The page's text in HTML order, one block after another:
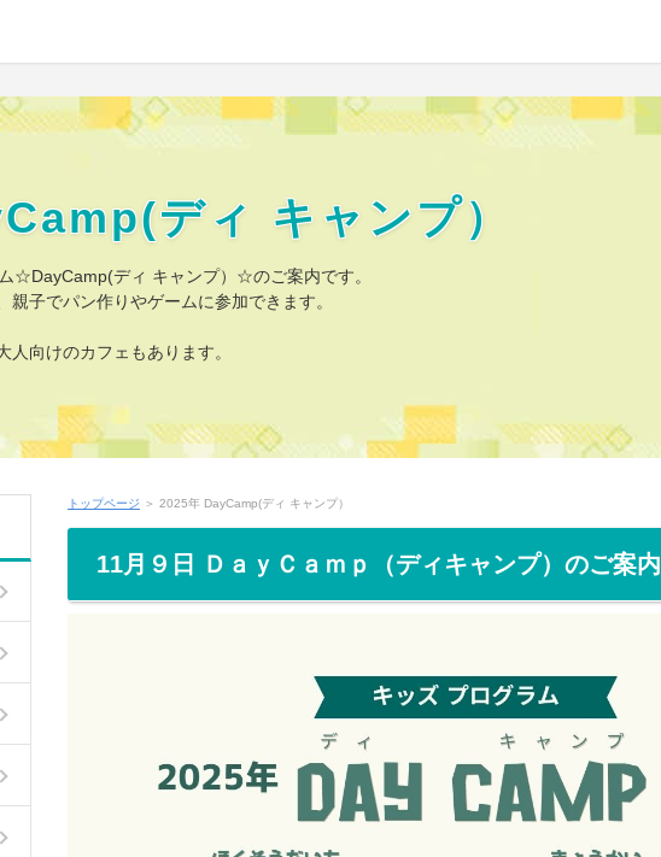
ディ キャンプ）
☆DayCamp(ディ キャンプ）☆のご案内です。
子でパン作りやゲームに参加できます。
向けのカフェもあります。
トップページ ＞ 2025年 DayCamp(ディ キャンプ）
11月９日 ＤａｙＣａｍｐ（ディキャンプ）のご案内